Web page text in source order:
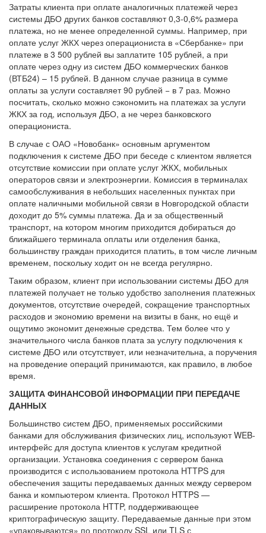
Затраты клиента при оплате аналогичных платежей через
системы ДБО других банков составляют 0,3-0,6% размера
платежа, но не менее определенной суммы. Например, при
оплате услуг ЖКХ через операциониста в «Сбербанке» при
платеже в 3 500 рублей вы заплатите 105 рублей, а при
оплате через одну из систем ДБО коммерческих банков
(ВТБ24) – 15 рублей. В данном случае разница в сумме
оплаты за услуги составляет 90 рублей − в 7 раз. Можно
посчитать, сколько можно сэкономить на платежах за услуги
ЖКХ за год, используя ДБО, а не через банковского
операциониста.
В случае с ОАО «Новобанк» основным аргументом
подключения к системе ДБО при беседе с клиентом является
отсутствие комиссии при оплате услуг ЖКХ, мобильных
операторов связи и электроэнергии. Комиссия в терминалах
самообслуживания в небольших населенных пунктах при
оплате наличными мобильной связи в Новгородской области
доходит до 5% суммы платежа. Да и за общественный
транспорт, на котором многим приходится добираться до
ближайшего терминала оплаты или отделения банка,
большинству граждан приходится платить, в том числе личным
временем, поскольку ходит он не всегда регулярно.
Таким образом, клиент при использовании системы ДБО для
платежей получает не только удобство заполнения платежных
документов, отсутствие очередей, сокращение транспортных
расходов и экономию времени на визиты в банк, но ещё и
ощутимо экономит денежные средства. Тем более что у
значительного числа банков плата за услугу подключения к
системе ДБО или отсутствует, или незначительна, а поручения
на проведение операций принимаются, как правило, в любое
время.
ЗАЩИТА ФИНАНСОВОЙ ИНФОРМАЦИИ ПРИ ПЕРЕДАЧЕ
ДАННЫХ
Большинство систем ДБО, применяемых российскими
банками для обслуживания физических лиц, используют WEB-
интерфейс для доступа клиентов к услугам кредитной
организации. Установка соединения с сервером банка
производится с использованием протокола HTTPS для
обеспечения защиты передаваемых данных между сервером
банка и компьютером клиента. Протокол HTTPS —
расширение протокола HTTP, поддерживающее
криптографическую защиту. Передаваемые данные при этом
«упаковываются» по протоколу SSL или TLS с